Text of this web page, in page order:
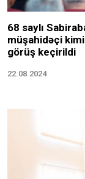
68 saylı
müşahidəçi
görüş keçirildi
22.08.2024